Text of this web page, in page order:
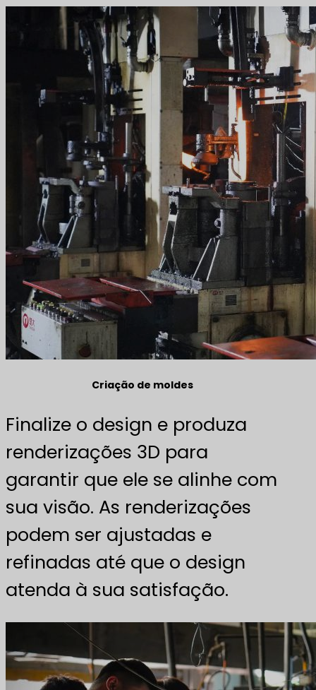
Criação de moldes
Finalize o design e produza
renderizações 3D para
garantir que ele se alinhe com
sua visão. As renderizações
podem ser ajustadas e
refinadas até que o design
atenda à sua satisfação.